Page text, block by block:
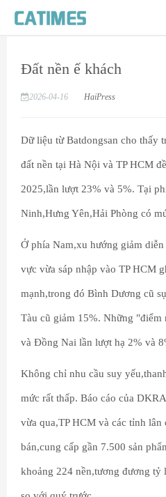
Đất nền ế khách
2026-04-16 HaiPress
Dữ liệu từ Batdongsan cho thấy
đất nền tại Hà Nội và TP HCM
2025,lần lượt 23% và 5%. Tại
Ninh,Hưng Yên,Hải Phòng có
Ở phía Nam,xu hướng giảm
vực vừa sáp nhập vào TP HCM
mạnh,trong đó Bình Dương cũ
Tàu cũ giảm 15%. Những
và Đồng Nai lần lượt hạ 2% và
Không chỉ nhu cầu suy
mức rất thấp. Báo cáo của
vừa qua,TP HCM và các tỉnh lân
bán,cung cấp gần 7.500 sản
khoảng 224 nền,tương đương tỷ